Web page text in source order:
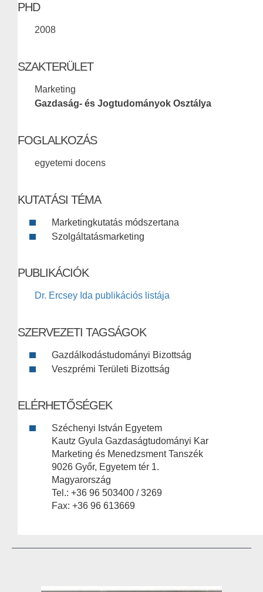
PHD
2008
SZAKTERÜLET
Marketing
Gazdaság- és Jogtudományok Osztálya
FOGLALKOZÁS
egyetemi docens
KUTATÁSI TÉMA
Marketingkutatás módszertana
Szolgáltatásmarketing
PUBLIKÁCIÓK
Dr. Ercsey Ida publikációs listája
SZERVEZETI TAGSÁGOK
Gazdálkodástudományi Bizottság
Veszprémi Területi Bizottság
ELÉRHETŐSÉGEK
Széchenyi István Egyetem
Kautz Gyula Gazdaságtudományi Kar
Marketing és Menedzsment Tanszék
9026 Győr, Egyetem tér 1.
Magyarország
Tel.: +36 96 503400 / 3269
Fax: +36 96 613669